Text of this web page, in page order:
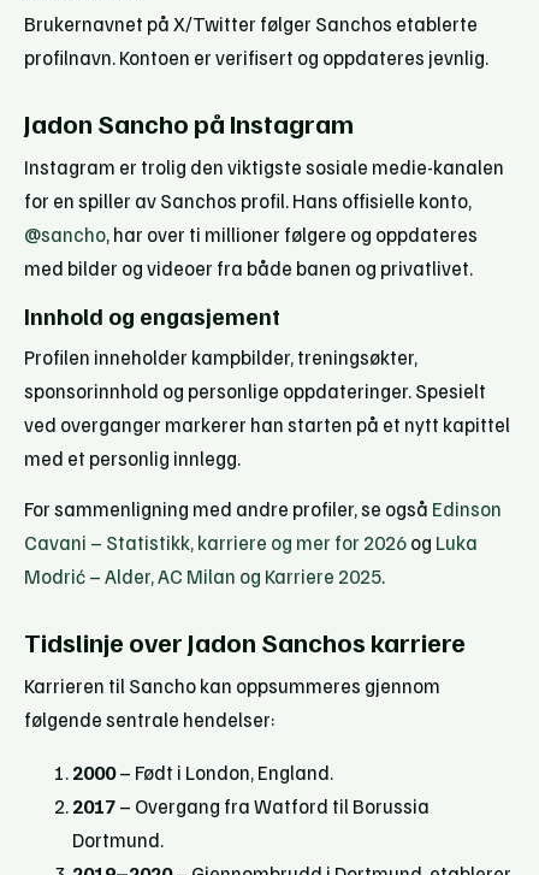
Brukernavnet på X/Twitter følger Sanchos etablerte
profilnavn. Kontoen er verifisert og oppdateres jevnlig.
Jadon Sancho på Instagram
Instagram er trolig den viktigste sosiale medie-kanalen
for en spiller av Sanchos profil. Hans offisielle konto,
@sancho, har over ti millioner følgere og oppdateres
med bilder og videoer fra både banen og privatlivet.
Innhold og engasjement
Profilen inneholder kampbilder, treningsøkter,
sponsorinnhold og personlige oppdateringer. Spesielt
ved overganger markerer han starten på et nytt kapittel
med et personlig innlegg.
For sammenligning med andre profiler, se også Edinson
Cavani – Statistikk, karriere og mer for 2026og Luka
Modrić – Alder, AC Milan og Karriere 2025.
Tidslinje over Jadon Sanchos karriere
Karrieren til Sancho kan oppsummeres gjennom
følgende sentrale hendelser:
2000– Født i London, England.
2017– Overgang fra Watford til Borussia
Dortmund.